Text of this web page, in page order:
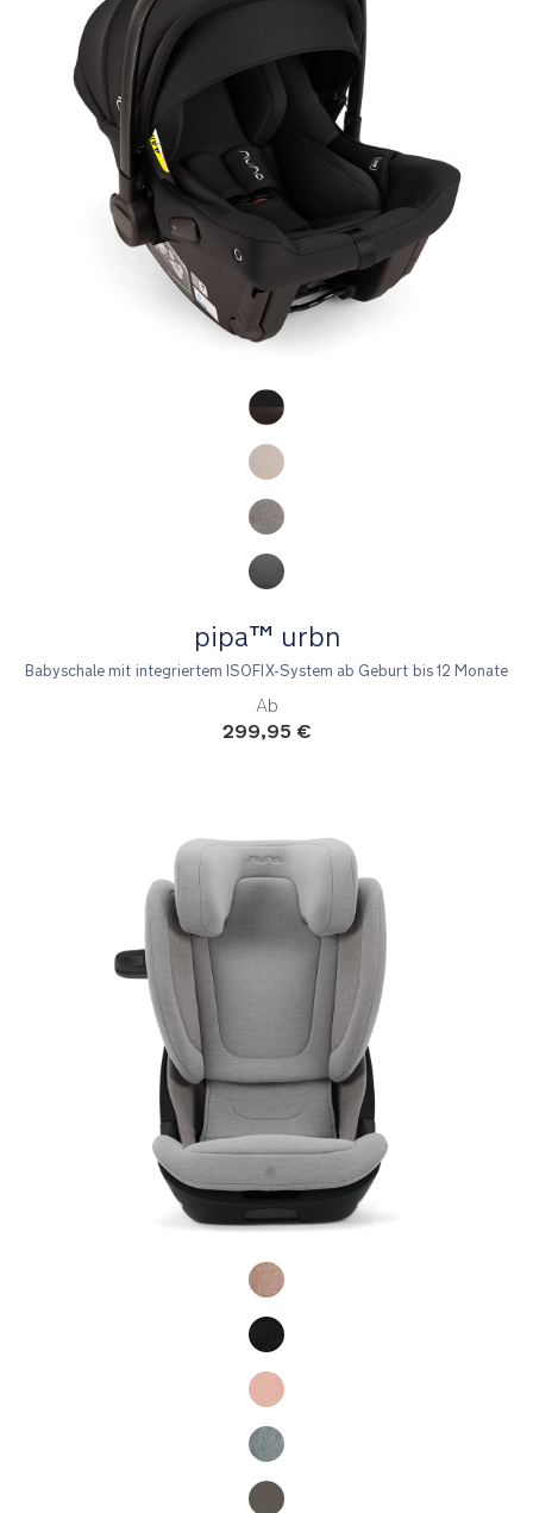
pipa™ urbn
Babyschale mit integriertem ISOFIX-System ab Geburt bis 12 Monate
Ab
299,95 €